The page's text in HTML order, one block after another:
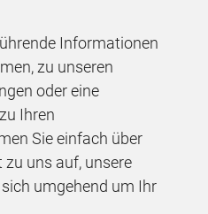
Informationen
zu unseren
oder eine
Ihren
Sie einfach über
uns auf, unsere
umgehend um Ihr